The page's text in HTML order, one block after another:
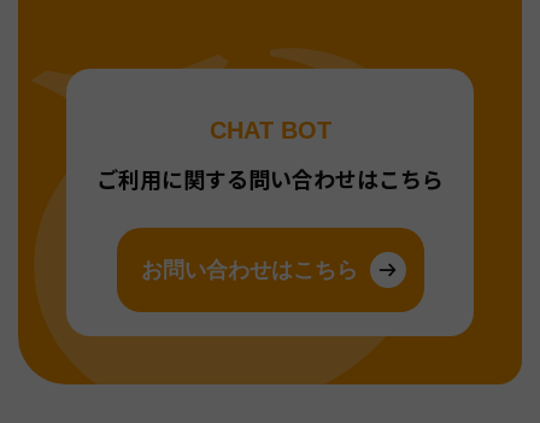
CHAT BOT
ご利用に関する問い合わせはこちら
お問い合わせはこちら